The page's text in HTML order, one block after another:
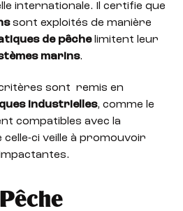
internationale. Il certifie que
sont exploités de manière
de pêchelimitent leur
marins.
sont remis en
industrielles, comme le
compatibles avec la
ci veille à promouvoir